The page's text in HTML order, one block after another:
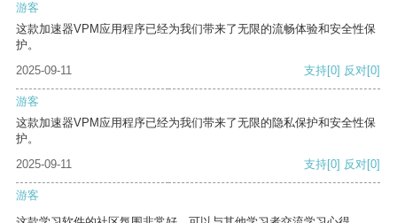
游客
这款加速器VPM应用程序已经为我们带来了无限的流畅体验和安全性保
护。
2025-09-11
支持[0] 反对[0]
游客
这款加速器VPM应用程序已经为我们带来了无限的隐私保护和安全性保
护。
2025-09-11
支持[0] 反对[0]
游客